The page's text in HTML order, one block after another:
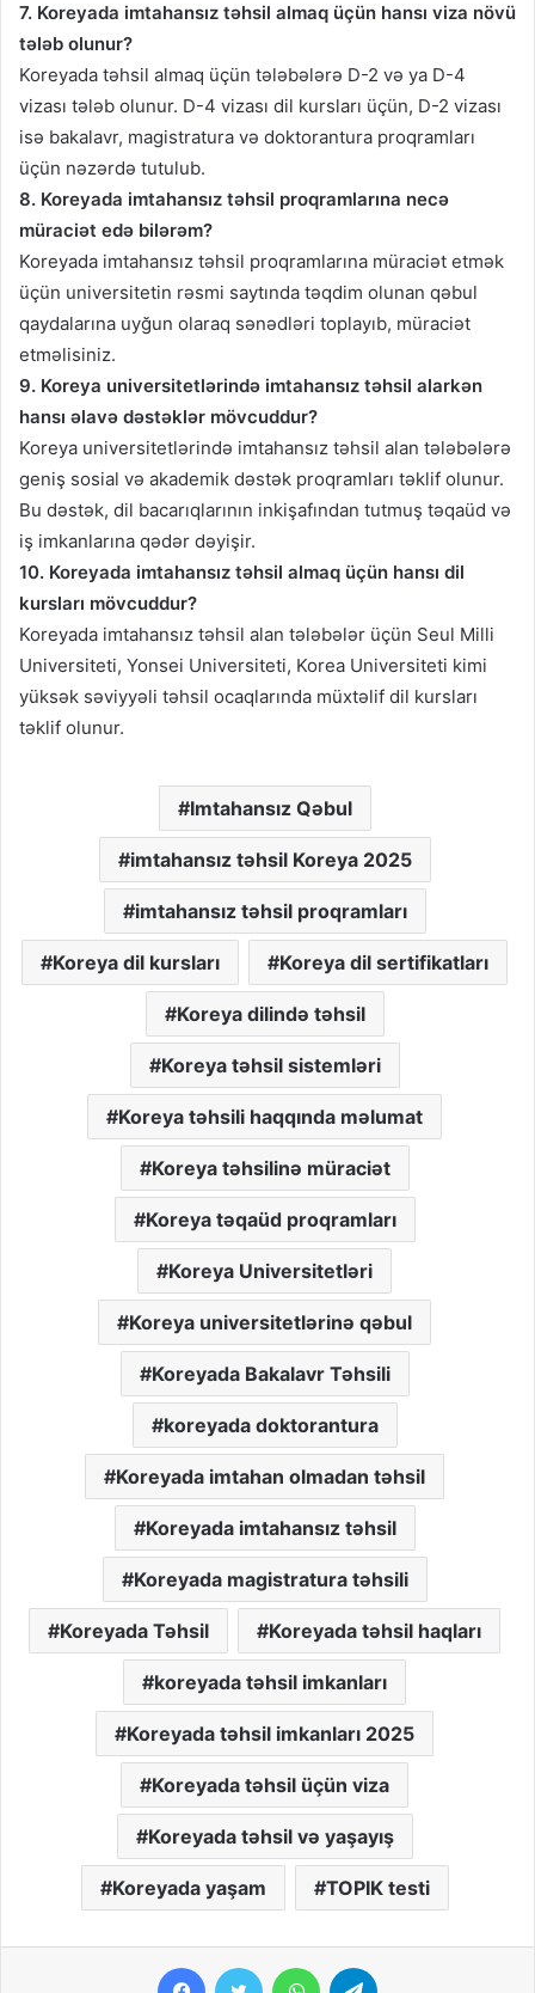
7. Koreyada imtahansız təhsil almaq üçün hansı viza növü
tələb olunur?
Koreyada təhsil almaq üçün tələbələrə D-2 və ya D-4
vizası tələb olunur. D-4 vizası dil kursları üçün, D-2 vizası
isə bakalavr, magistratura və doktorantura proqramları
üçün nəzərdə tutulub.
8. Koreyada imtahansız təhsil proqramlarına necə
müraciət edə bilərəm?
Koreyada imtahansız təhsil proqramlarına müraciət etmək
üçün universitetin rəsmi saytında təqdim olunan qəbul
qaydalarına uyğun olaraq sənədləri toplayıb, müraciət
etməlisiniz.
9. Koreya universitetlərində imtahansız təhsil alarkən
hansı əlavə dəstəklər mövcuddur?
Koreya universitetlərində imtahansız təhsil alan tələbələrə
geniş sosial və akademik dəstək proqramları təklif olunur.
Bu dəstək, dil bacarıqlarının inkişafından tutmuş təqaüd və
iş imkanlarına qədər dəyişir.
10. Koreyada imtahansız təhsil almaq üçün hansı dil
kursları mövcuddur?
Koreyada imtahansız təhsil alan tələbələr üçün Seul Milli
Universiteti, Yonsei Universiteti, Korea Universiteti kimi
yüksək səviyyəli təhsil ocaqlarında müxtəlif dil kursları
təklif olunur.
Imtahansız Qəbul
imtahansız təhsil Koreya 2025
imtahansız təhsil proqramları
Koreya dil kursları Koreya dil sertifikatları
Koreya dilində təhsil
Koreya təhsil sistemləri
Koreya təhsili haqqında məlumat
Koreya təhsilinə müraciət
Koreya təqaüd proqramları
Koreya Universitetləri
Koreya universitetlərinə qəbul
Koreyada Bakalavr Təhsili
koreyada doktorantura
Koreyada imtahan olmadan təhsil
Koreyada imtahansız təhsil
Koreyada magistratura təhsili
Koreyada Təhsil Koreyada təhsil haqları
koreyada təhsil imkanları
Koreyada təhsil imkanları 2025
Koreyada təhsil üçün viza
Koreyada təhsil və yaşayış
Koreyada yaşam TOPIK testi
FacebookTwitter WhatsApp